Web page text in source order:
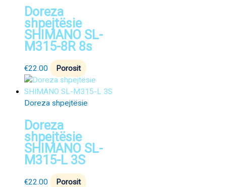
Doreza
shpejtësie
SHIMANO SL-
M315-8R 8s
€22.00 Porosit
Doreza shpejtësie
Doreza
shpejtësie
SHIMANO SL-
M315-L 3S
€22.00 Porosit